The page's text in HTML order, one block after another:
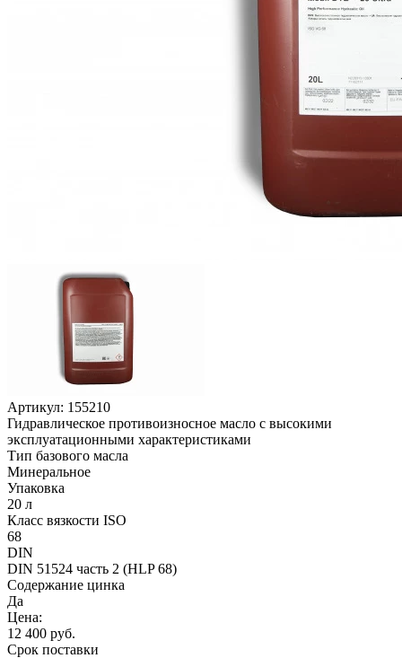
Артикул: 155210
Гидравлическое противоизносное масло с высокими
эксплуатационными характеристиками
Тип базового масла
Минеральное
Упаковка
20 л
Класс вязкости ISO
68
DIN
DIN 51524 часть 2 (HLP 68)
Содержание цинка
Да
Цена:
12 400 руб.
Срок поставки